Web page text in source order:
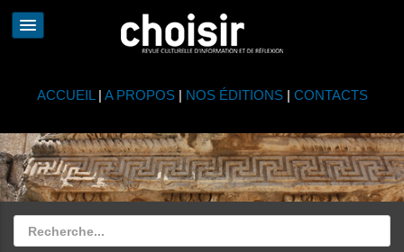
ACCUEIL | A PROPOS| NOS ÉDITIONS| CONTACTS